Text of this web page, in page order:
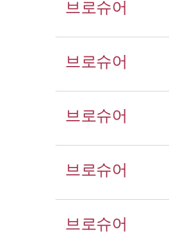
브로슈어
브로슈어
브로슈어
브로슈어
브로슈어